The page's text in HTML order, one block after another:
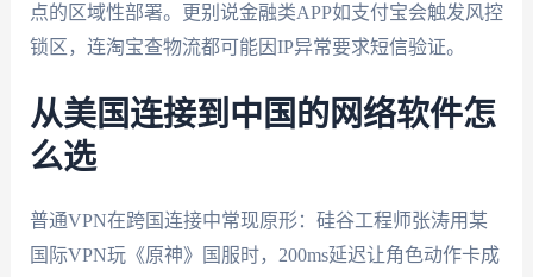
点的区域性部署。更别说金融类APP如支付宝会触发风控
锁区，连淘宝查物流都可能因IP异常要求短信验证。
从美国连接到中国的网络软件怎
么选
普通VPN在跨国连接中常现原形：硅谷工程师张涛用某
国际VPN玩《原神》国服时，200ms延迟让角色动作卡成